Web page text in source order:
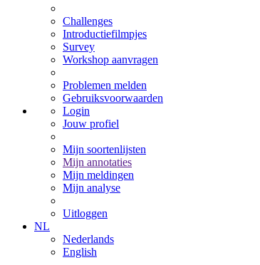
Challenges
Introductiefilmpjes
Survey
Workshop aanvragen
Problemen melden
Gebruiksvoorwaarden
Login
Jouw profiel
Mijn soortenlijsten
Mijn annotaties
Mijn meldingen
Mijn analyse
Uitloggen
NL
Nederlands
English